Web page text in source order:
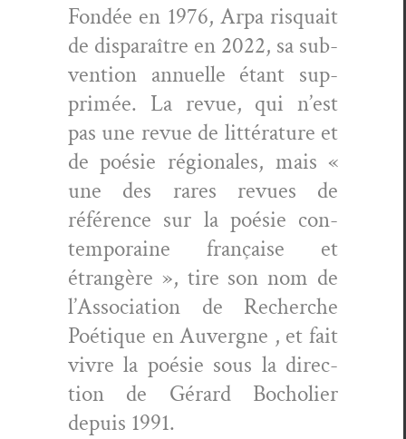
Fondée en 1976, Arpa risquait
de dis­paraître en 2022, sa sub­
ven­tion annuelle étant sup­
primée. La revue, qui n’est
pas une revue de lit­téra­ture et
de poésie régionales, mais «
une des rares revues de
référence sur la poésie con­
tem­po­raine française et
étrangère », tire son nom de
l’As­so­ci­a­tion de Recherche
Poé­tique en Auvergne , et fait
vivre la poésie sous la direc­
tion de Gérard Bocholi­er
depuis 1991.